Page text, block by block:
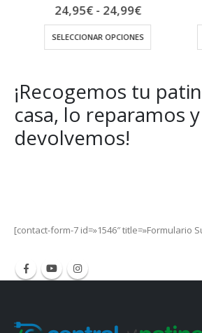
0 out of 5
24,95€-24,99€Rango
de
precios:
desde
24,95€
SELECCIONAR OPCIONES
¡Recogemos tu
casa, lo reparamos
devolvemos!
[contact-form-7 id=»1546″ title=»Formulario